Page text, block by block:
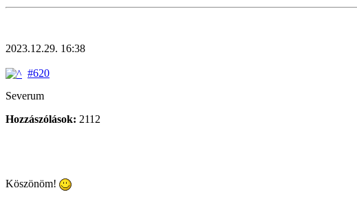
2023.12.29. 16:38
#620
Severum
Hozzászólások: 2112
Köszönöm!